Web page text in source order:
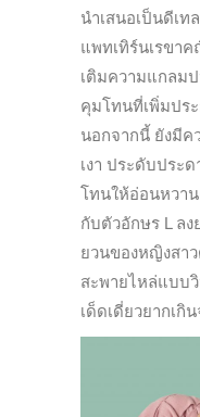
นำเสนอเป็นดีเท
แพทเทิร์นเรขา
เติมความแกลม
คุมโทนที่เพิ่มปร
นอกจากนี้ ยังมีค
เงา ประดับประ
โทนให้อ่อนหวา
กับตัวอักษร L ลง
ยวนของหญิงสาว
สะพายไหล่แบบ
เด็ดเดี่ยวยากเกิ